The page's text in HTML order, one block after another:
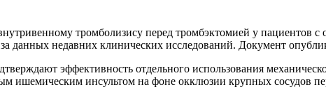
тромболизису перед тромбэктомией у
данных недавних клинических исследований. Документ
эффективность отдельного использования
ишемическим инсультом на фоне окклюзии крупных сосудов